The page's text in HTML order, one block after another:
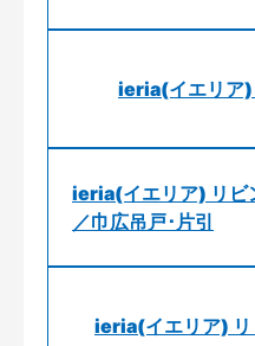
ieria(イエリア)
ieria(イエリア) リビ
／巾広吊戸･片引
ieria(イエリア) リ